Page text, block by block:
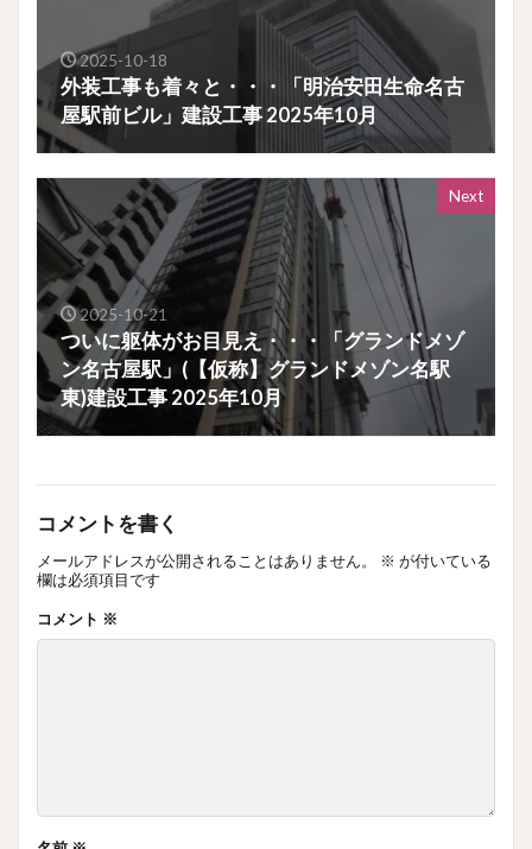
2025-10-18
外装工事も着々と・・・「明治安田生命名古
屋駅前ビル」建設工事 2025年10月
Next
2025-10-21
ついに躯体がお目見え・・・「グランドメゾ
ン名古屋駅」(【仮称】グランドメゾン名駅
東)建設工事 2025年10月
コメントを書く
メールアドレスが公開されることはありません。 ※ が付いている
欄は必須項目です
コメント ※